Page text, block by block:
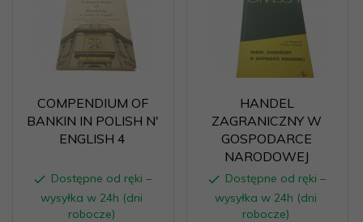
COMPENDIUM OF
BANKIN IN POLISH N'
ENGLISH 4
Dostępne od ręki –
wysyłka w 24h (dni
robocze)
HANDEL
ZAGRANICZNY W
GOSPODARCE
NARODOWEJ
Dostępne od ręki –
wysyłka w 24h (dni
robocze)